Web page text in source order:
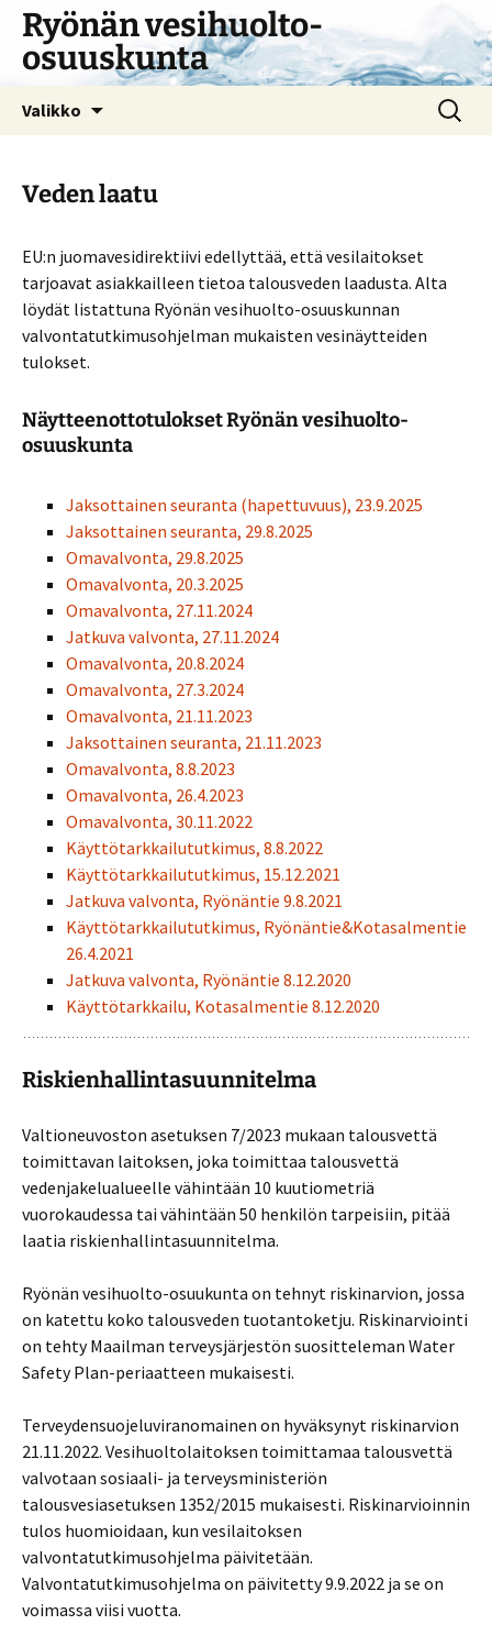
Siirry
sisältöön
Ryönän vesihuolto-
osuuskunta
Valikko Haku:
Veden laatu
EU:n juomavesidirektiivi edellyttää, että vesilaitokset
tarjoavat asiakkailleen tietoa talousveden laadusta. Alta
löydät listattuna Ryönän vesihuolto-osuuskunnan
valvontatutkimusohjelman mukaisten vesinäytteiden
tulokset.
NäytteenottotuloksetRyönän vesihuolto-
osuuskunta
Jaksottainen seuranta (hapettuvuus), 23.9.2025
Jaksottainen seuranta, 29.8.2025
Omavalvonta, 29.8.2025
Omavalvonta, 20.3.2025
Omavalvonta, 27.11.2024
Jatkuva valvonta, 27.11.2024
Omavalvonta, 20.8.2024
Omavalvonta, 27.3.2024
Omavalvonta, 21.11.2023
Jaksottainen seuranta, 21.11.2023
Omavalvonta, 8.8.2023
Omavalvonta, 26.4.2023
Omavalvonta, 30.11.2022
Käyttötarkkailututkimus, 8.8.2022
Käyttötarkkailututkimus, 15.12.2021
Jatkuva valvonta, Ryönäntie 9.8.2021
Käyttötarkkailututkimus, Ryönäntie&Kotasalmentie
26.4.2021
Jatkuva valvonta, Ryönäntie 8.12.2020
Käyttötarkkailu, Kotasalmentie 8.12.2020
Riskienhallintasuunnitelma
Valtioneuvoston asetuksen 7/2023 mukaan talousvettä
toimittavan laitoksen, joka toimittaa talousvettä
vedenjakelualueelle vähintään 10 kuutiometriä
vuorokaudessa tai vähintään 50 henkilön tarpeisiin, pitää
laatia riskienhallintasuunnitelma.
Ryönän vesihuolto-osuukunta on tehnyt riskinarvion, jossa
on katettu koko talousveden tuotantoketju. Riskinarviointi
on tehty Maailman terveysjärjestön suositteleman Water
Safety Plan-periaatteen mukaisesti.
Terveydensuojeluviranomainen on hyväksynyt riskinarvion
21.11.2022. Vesihuoltolaitoksen toimittamaa talousvettä
valvotaan sosiaali- ja terveysministeriön
talousvesiasetuksen 1352/2015 mukaisesti. Riskinarvioinnin
tulos huomioidaan, kun vesilaitoksen
valvontatutkimusohjelma päivitetään.
Valvontatutkimusohjelma on päivitetty 9.9.2022 ja se on
voimassa viisi vuotta.